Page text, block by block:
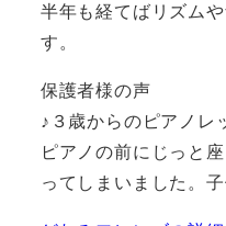
半年も経てばリズム
す。
保護者様の声
♪３歳からのピアノレ
ピアノの前にじっと
ってしまいました。